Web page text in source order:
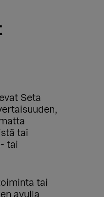
Seta
tai
tai
tai
avulla